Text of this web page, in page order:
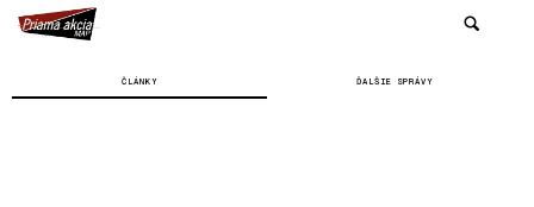
ČLÁNKY ĎALŠIE SPRÁVY